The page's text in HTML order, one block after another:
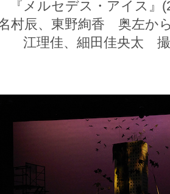
『メルセデス・アイス
村辰、東野絢香 奥左か
江理佳、細田佳央太